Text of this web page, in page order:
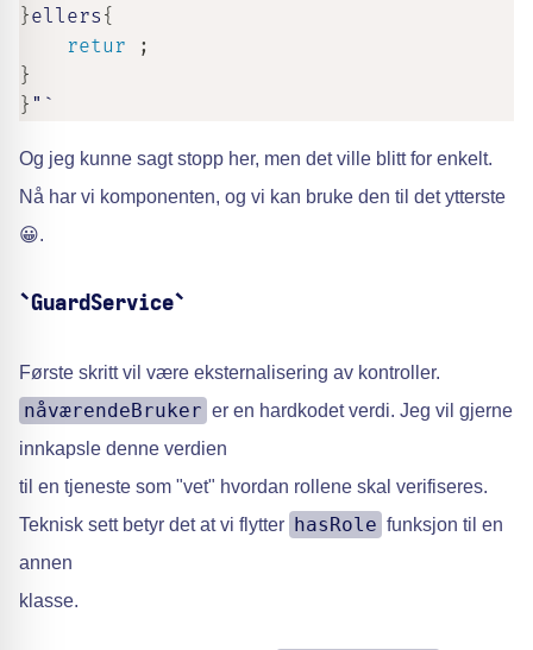
}ellers {
retur
;
}
} "`
Og jeg kunne sagt stopp her, men det ville blitt for enkelt.
Nå har vi komponenten, og vi kan bruke den til det ytterste
😀.
`GuardService`
Første skritt vil være eksternalisering av kontroller.
nåværendeBruker er en hardkodet verdi. Jeg vil gjerne
innkapsle denne verdien
til en tjeneste som "vet" hvordan rollene skal verifiseres.
Teknisk sett betyr det at vi flytter hasRole funksjon til en
annen
klasse.